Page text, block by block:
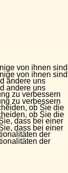
von ihnen sind
andere uns
zu verbessern
ob Sie die
dass bei einer
der
von ihnen sind
andere uns
zu verbessern
ob Sie die
dass bei einer
der